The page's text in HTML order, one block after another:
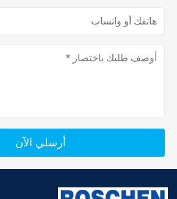
أرسلي الآن